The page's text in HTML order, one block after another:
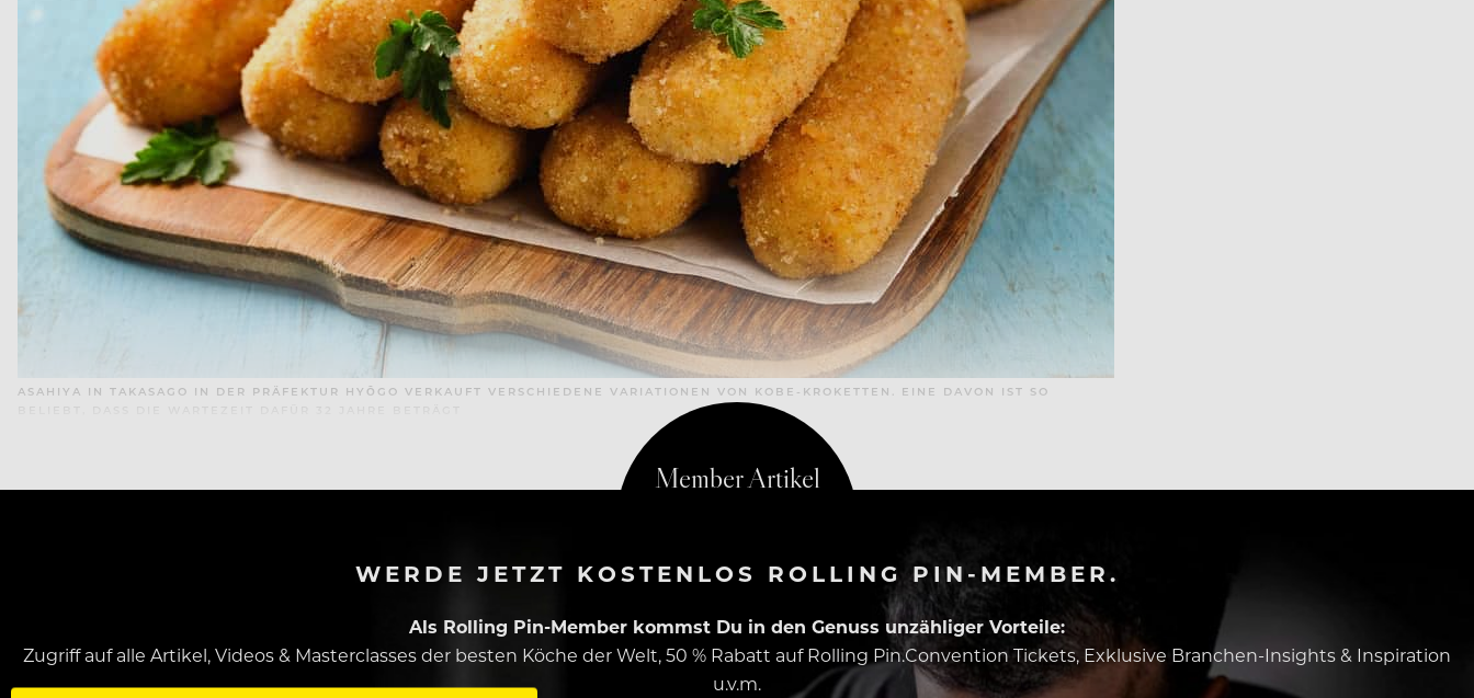
ASAHIYA IN TAKASAGO IN DER PRÄFEKTUR HYŌGO VERKAUFT VERSCHIEDENE VARIATIONEN VON KOBE-KROKETTEN. EINE DAVON IST SO
WERDE JETZT KOSTENLOS ROLLING PIN-MEMBER.
Als Rolling Pin-Member kommst Du in den Genuss unzähliger Vorteile:
Zugriff auf alle Artikel, Videos & Masterclasses der besten Köche der Welt, 50 % Rabatt auf Rolling Pin.Convention Tickets, Exklusive Branchen-Insights & Inspiration
u.v.m.